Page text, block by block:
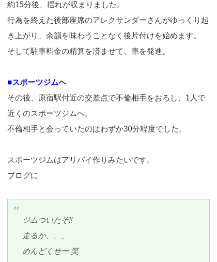
約15分後、揺れが収まりました。
行為を終えた後部座席のアレクサンダーさんがゆっくり起
き上がり、余韻を味わうことなく後片付けを始めます。
そして駐車料金の精算を済ませて、車を発進。
■スポーツジムへ
その後、原宿駅付近の交差点で不倫相手をおろし、1人で
近くのスポーツジムへ。
不倫相手と会っていたのはわずか30分程度でした。
スポーツジムはアリバイ作りみたいです。
ブログに
ジムついたぞ‼️
走るか、、、
めんどくせー 笑